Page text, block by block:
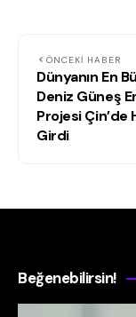
ÖNCEKI HABER
Dünyanın En
Deniz Güneş
Projesi Çin’de
Girdi
Beğenebilirsin!